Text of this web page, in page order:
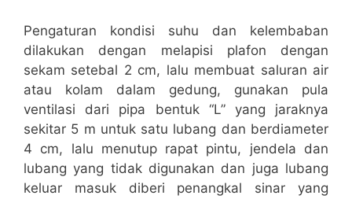
Pengaturan kondisi suhu dan kelembaban
dilakukan dengan melapisi plafon dengan
sekam setebal 2 cm, lalu membuat saluran air
atau kolam dalam gedung, gunakan pula
ventilasi dari pipa bentuk “L” yang jaraknya
sekitar 5 m untuk satu lubang dan berdiameter
4 cm, lalu menutup rapat pintu, jendela dan
lubang yang tidak digunakan dan juga lubang
keluar masuk diberi penangkal sinar yang